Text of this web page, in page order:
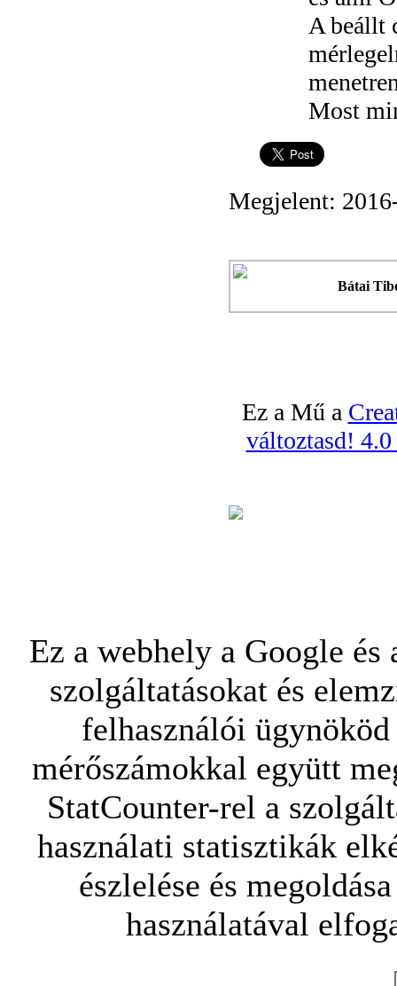
A beállt
Most
Megjelent:
Bátai
Ez a Mű a
változtasd!
Ez a webhely a Google
szolgáltatásokat és
felhasználói
mérőszámokkal együtt
StatCounter-rel a
használati statisztikák
észlelése és
használatával